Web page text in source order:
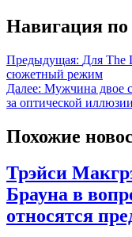
Навигация по
Предыдущая: Для The
сюжетный режим
Далее: Мужчина двое
за оптической иллюзии
Похожие
Трэйси
Брауна в
относятся